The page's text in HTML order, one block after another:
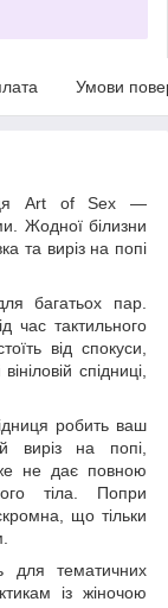
Умови
Art of Sex —
Жодної білизни
та виріз на попі
багатьох пар.
час тактильного
від спокуси,
спідниці,
робить ваш
виріз на попі,
не дає повною
тіла. Попри
що тільки
для тематичних
із жіночою